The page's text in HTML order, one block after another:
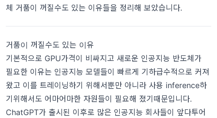
체 거품이 꺼질수도 있는 이유들을 정리해 보았습니다.
거품이 꺼질수도 있는 이유
기본적으로 GPU가격이 비싸지고 새로운 인공지능 반도체가
필요한 이유는 인공지능 모델들이 빠르게 기하급수적으로 커져
왔고 이를 트레이닝하기 위해서뿐만 아니라 사용 inference하
기위해서도 어마어마한 자원들이 필요해 졌기때문입니다.
ChatGPT가 출시된 이후로 많은 인공지능 회사들이 앞다투어